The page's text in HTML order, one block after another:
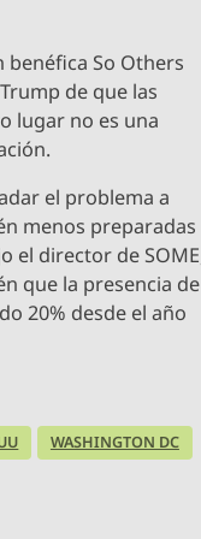
So Others
de que las
lugar no es una
el problema a
menos preparadas
el director de
que la presencia de
20% desde el año
WASHINGTON DC